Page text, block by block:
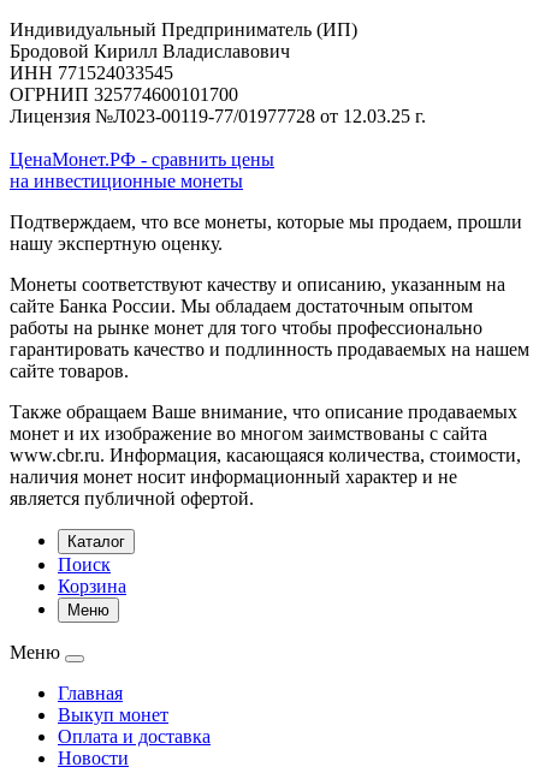
Индивидуальный Предприниматель (ИП)
Бродовой Кирилл Владиславович
ИНН 771524033545
ОГРНИП 325774600101700
Лицензия №Л023-00119-77/01977728 от 12.03.25 г.
ЦенаМонет.РФ - сравнить цены
на инвестиционные монеты
Подтверждаем, что все монеты, которые мы продаем, прошли
нашу экспертную оценку.
Монеты соответствуют качеству и описанию, указанным на
сайте Банка России. Мы обладаем достаточным опытом
работы на рынке монет для того чтобы профессионально
гарантировать качество и подлинность продаваемых на нашем
сайте товаров.
Также обращаем Ваше внимание, что описание продаваемых
монет и их изображение во многом заимствованы с сайта
www.cbr.ru. Информация, касающаяся количества, стоимости,
наличия монет носит информационный характер и не
является публичной офертой.
Каталог
Поиск
Корзина
Меню
Меню
Главная
Выкуп монет
Оплата и доставка
Новости